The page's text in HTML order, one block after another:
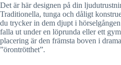
Det är här designen på din
Traditionella, tunga och dåligt
du trycker in dem djupt i
falla ut under en löprunda eller ett
placering är den främsta boven i
”örontrötthet”.